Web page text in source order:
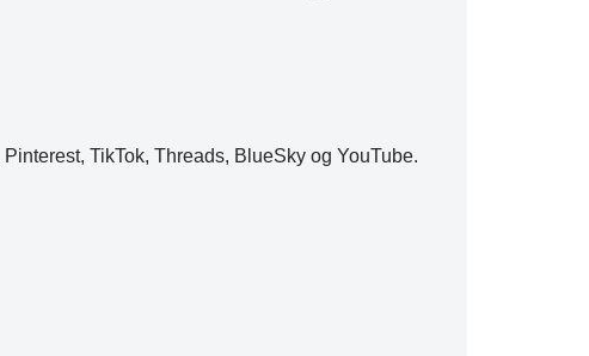
TikTok, Threads, BlueSky og YouTube.